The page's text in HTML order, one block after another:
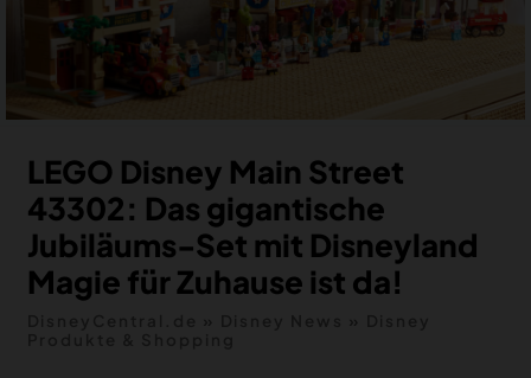
DEALS
MEIN HQ
50
LEGO Disney Main Street
43302: Das gigantische
Jubiläums-Set mit Disneyland
Magie für Zuhause ist da!